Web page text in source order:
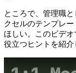
ところで、管理職
クセルのテンプレ
ほしい。このビデ
役立つヒントを紹介